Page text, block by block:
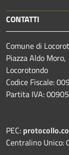
CONTATTI
Comune di
Piazza Aldo
Locorotondo
Codice Fiscale:
Partita IVA:
PEC:
Centralino Unico: